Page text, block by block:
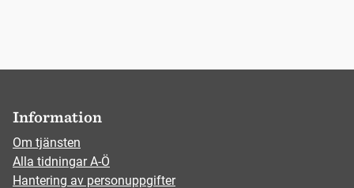
Information
Om tjänsten
Alla tidningar A-Ö
Hantering av personuppgifter